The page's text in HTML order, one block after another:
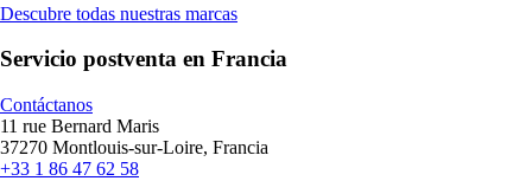
Descubre todas nuestras marcas
Servicio postventa en Francia
Contáctanos
11 rue Bernard Maris
37270 Montlouis-sur-Loire, Francia
+33 1 86 47 62 58